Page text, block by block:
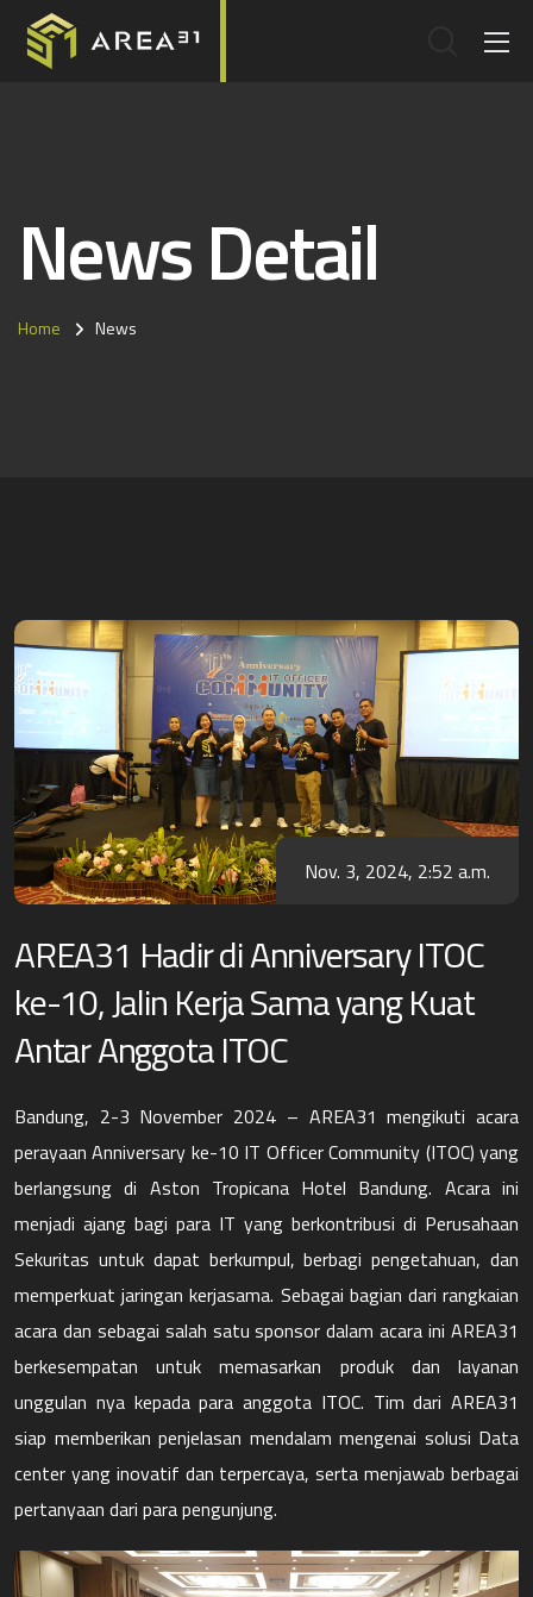
News Detail
Home News
Nov. 3, 2024, 2:52 a.m.
AREA31 Hadir di Anniversary ITOC
ke-10, Jalin Kerja Sama yang Kuat
Antar Anggota ITOC
Bandung, 2-3 November 2024 – AREA31 mengikuti acara
perayaan Anniversary ke-10 IT Officer Community (ITOC) yang
berlangsung di Aston Tropicana Hotel Bandung. Acara ini
menjadi ajang bagi para IT yang berkontribusi di Perusahaan
Sekuritas untuk dapat berkumpul, berbagi pengetahuan, dan
memperkuat jaringan kerjasama. Sebagai bagian dari rangkaian
acara dan sebagai salah satu sponsor dalam acara ini AREA31
berkesempatan untuk memasarkan produk dan layanan
unggulan nya kepada para anggota ITOC. Tim dari AREA31
siap memberikan penjelasan mendalam mengenai solusi Data
center yang inovatif dan terpercaya, serta menjawab berbagai
pertanyaan dari para pengunjung.